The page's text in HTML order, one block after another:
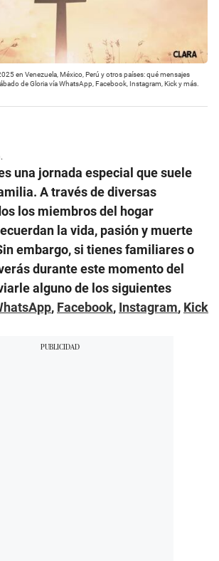
en Venezuela, México, Perú y otros países: qué mensajes
de Gloria vía WhatsApp, Facebook, Instagram, Kick y más.
una jornada especial que suele
A través de diversas
los miembros del hogar
la vida, pasión y muerte
embargo, si tienes familiares o
durante este momento del
alguno de los siguientes
, Facebook, Instagram, Kick